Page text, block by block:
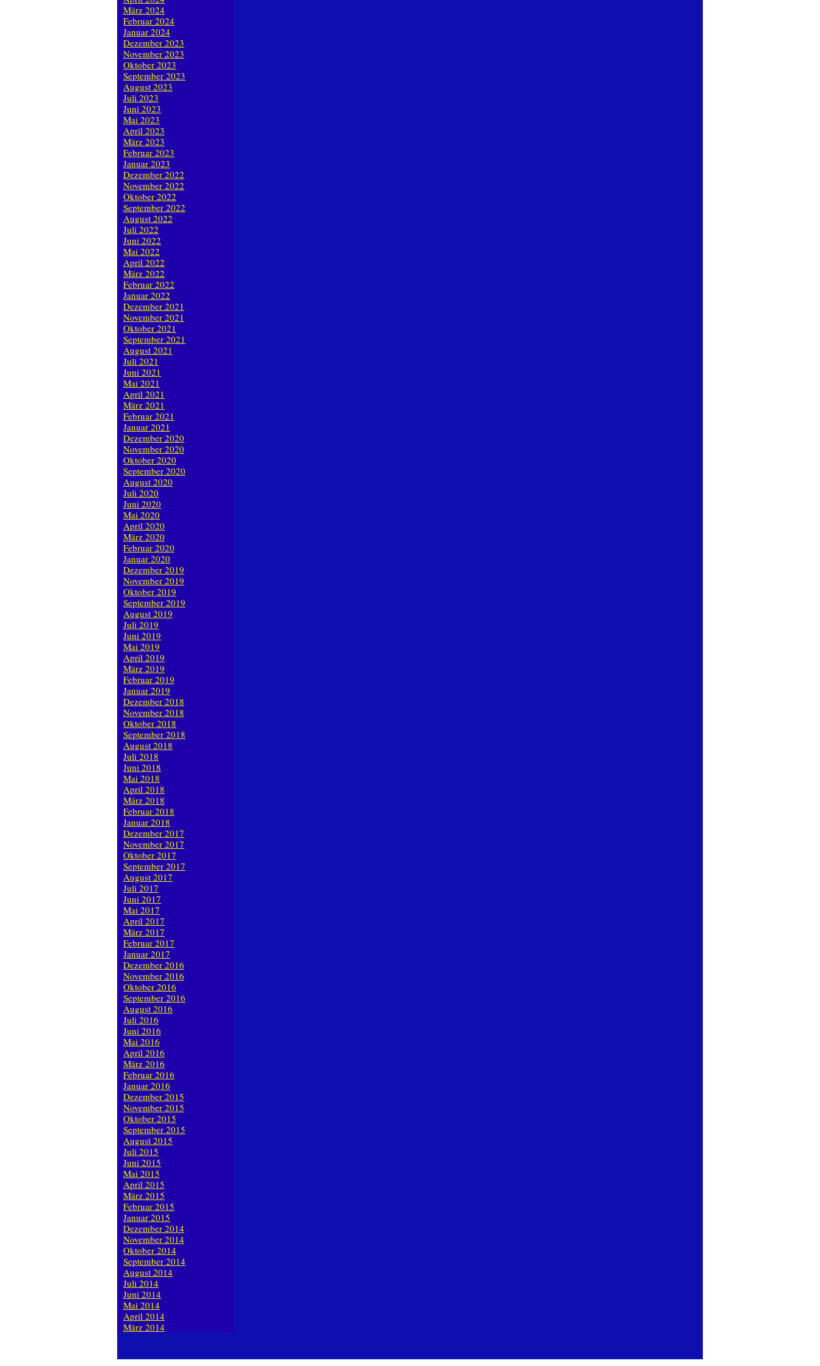
März 2024
Februar 2024
Januar 2024
Dezember 2023
November 2023
Oktober 2023
September 2023
August 2023
Juli 2023
Juni 2023
Mai 2023
April 2023
März 2023
Februar 2023
Januar 2023
Dezember 2022
November 2022
Oktober 2022
September 2022
August 2022
Juli 2022
Juni 2022
Mai 2022
April 2022
März 2022
Februar 2022
Januar 2022
Dezember 2021
November 2021
Oktober 2021
September 2021
August 2021
Juli 2021
Juni 2021
Mai 2021
April 2021
März 2021
Februar 2021
Januar 2021
Dezember 2020
November 2020
Oktober 2020
September 2020
August 2020
Juli 2020
Juni 2020
Mai 2020
April 2020
März 2020
Februar 2020
Januar 2020
Dezember 2019
November 2019
Oktober 2019
September 2019
August 2019
Juli 2019
Juni 2019
Mai 2019
April 2019
März 2019
Februar 2019
Januar 2019
Dezember 2018
November 2018
Oktober 2018
September 2018
August 2018
Juli 2018
Juni 2018
Mai 2018
April 2018
März 2018
Februar 2018
Januar 2018
Dezember 2017
November 2017
Oktober 2017
September 2017
August 2017
Juli 2017
Juni 2017
Mai 2017
April 2017
März 2017
Februar 2017
Januar 2017
Dezember 2016
November 2016
Oktober 2016
September 2016
August 2016
Juli 2016
Juni 2016
Mai 2016
April 2016
März 2016
Februar 2016
Januar 2016
Dezember 2015
November 2015
Oktober 2015
September 2015
August 2015
Juli 2015
Juni 2015
Mai 2015
April 2015
März 2015
Februar 2015
Januar 2015
Dezember 2014
November 2014
Oktober 2014
September 2014
August 2014
Juli 2014
Juni 2014
Mai 2014
April 2014
März 2014